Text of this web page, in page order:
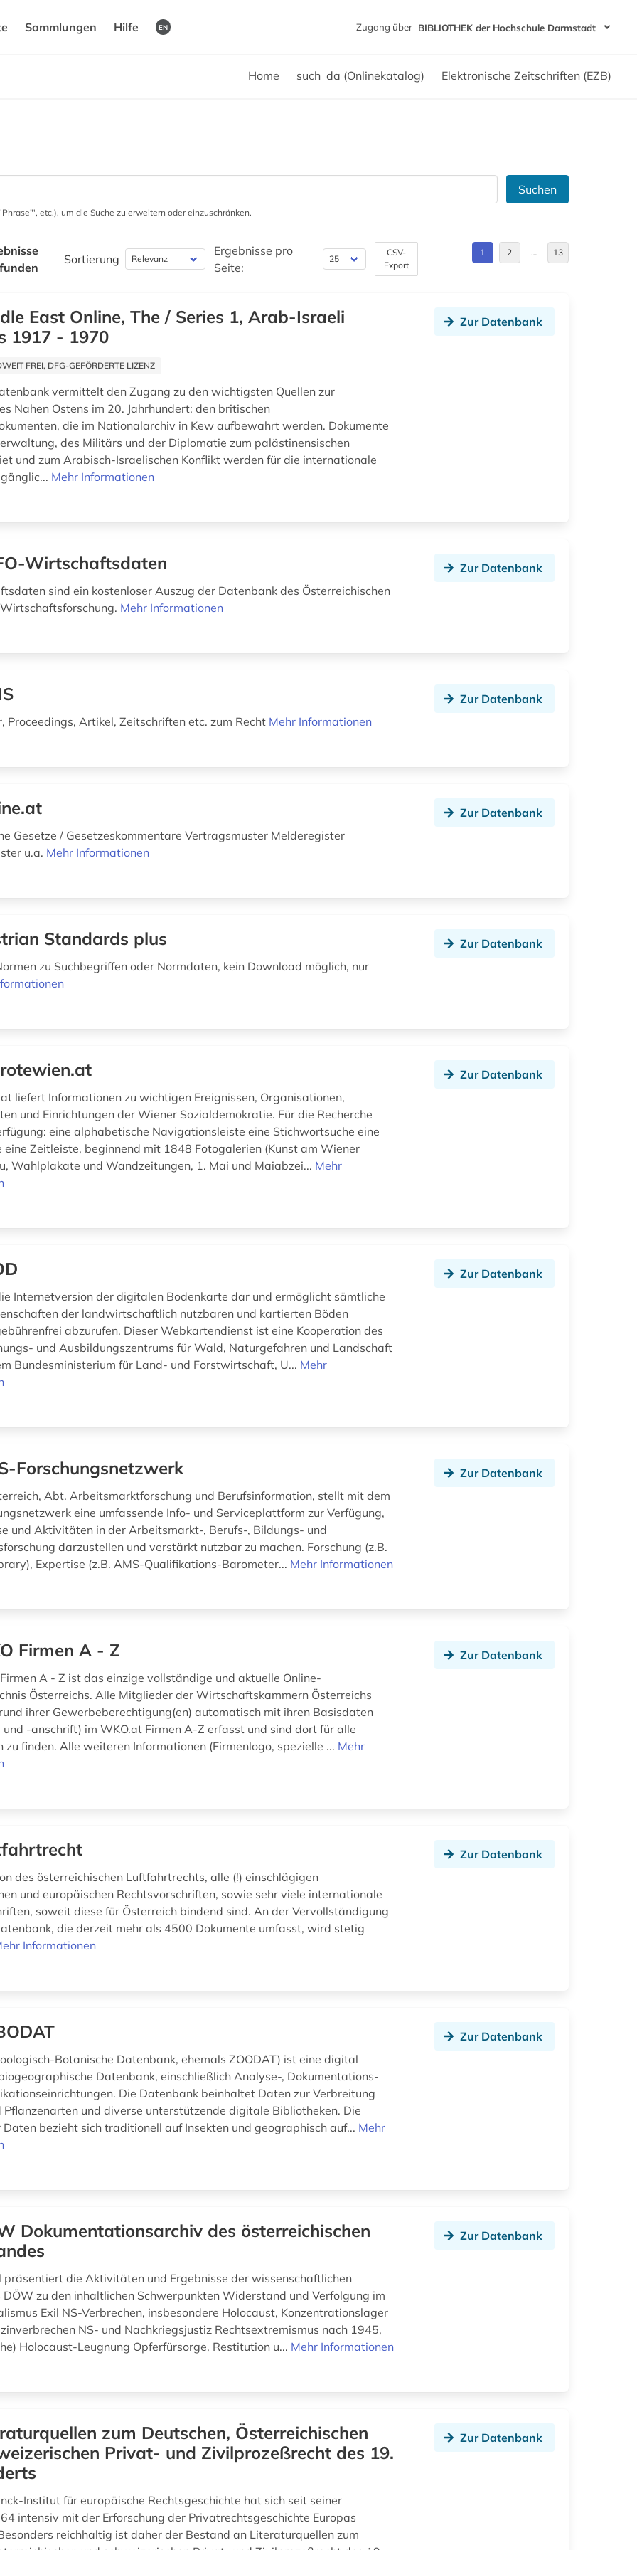
Sammlungen Hilfe EN Zugang über BIBLIOTHEK der Hochschule Darmstadt
Home such_da (Onlinekatalog) Elektronische Zeitschriften (EZB)
Suchen
etc.), um die Suche zu erweitern oder einzuschränken.
Sortierung
Ergebnisse pro
Seite:
CSV-
Export
1 2 … 13
East Online, The / Series 1, Arab-Israeli
1917 - 1970
FREI, DFG-GEFÖRDERTE LIZENZ
vermittelt den Zugang zu den wichtigsten Quellen zur
Nahen Ostens im 20. Jahrhundert: den britischen
die im Nationalarchiv in Kew aufbewahrt werden. Dokumente
des Militärs und der Diplomatie zum palästinensischen
und zum Arabisch-Israelischen Konflikt werden für die internationale
Mehr Informationen
Zur Datenbank
Wirtschaftsdaten
sind ein kostenloser Auszug der Datenbank des Österreichischen
Mehr Informationen
Zur Datenbank
Proceedings, Artikel, Zeitschriften etc. zum Recht Mehr Informationen
Zur Datenbank
Gesetze / Gesetzeskommentare Vertragsmuster Melderegister
u.a. Mehr Informationen
Zur Datenbank
Standards plus
zu Suchbegriffen oder Normdaten, kein Download möglich, nur
Zur Datenbank
liefert Informationen zu wichtigen Ereignissen, Organisationen,
und Einrichtungen der Wiener Sozialdemokratie. Für die Recherche
eine alphabetische Navigationsleiste eine Stichwortsuche eine
eine Zeitleiste, beginnend mit 1848 Fotogalerien (Kunst am Wiener
Wahlplakate und Wandzeitungen, 1. Mai und Maiabzei... Mehr
Zur Datenbank
Internetversion der digitalen Bodenkarte dar und ermöglicht sämtliche
der landwirtschaftlich nutzbaren und kartierten Böden
abzurufen. Dieser Webkartendienst ist eine Kooperation des
und Ausbildungszentrums für Wald, Naturgefahren und Landschaft
Bundesministerium für Land- und Forstwirtschaft, U... Mehr
Zur Datenbank
Forschungsnetzwerk
Abt. Arbeitsmarktforschung und Berufsinformation, stellt mit dem
eine umfassende Info- und Serviceplattform zur Verfügung,
und Aktivitäten in der Arbeitsmarkt-, Berufs-, Bildungs- und
darzustellen und verstärkt nutzbar zu machen. Forschung (z.B.
Expertise (z.B. AMS-Qualifikations-Barometer... Mehr Informationen
Zur Datenbank
Firmen A - Z
A - Z ist das einzige vollständige und aktuelle Online-
Österreichs. Alle Mitglieder der Wirtschaftskammern Österreichs
ihrer Gewerbeberechtigung(en) automatisch mit ihren Basisdaten
und -anschrift) im WKO.at Firmen A-Z erfasst und sind dort für alle
zu finden. Alle weiteren Informationen (Firmenlogo, spezielle ... Mehr
Zur Datenbank
des österreichischen Luftfahrtrechts, alle (!) einschlägigen
und europäischen Rechtsvorschriften, sowie sehr viele internationale
soweit diese für Österreich bindend sind. An der Vervollständigung
die derzeit mehr als 4500 Dokumente umfasst, wird stetig
Informationen
Zur Datenbank
Botanische Datenbank, ehemals ZOODAT) ist eine digital
Datenbank, einschließlich Analyse-, Dokumentations-
Die Datenbank beinhaltet Daten zur Verbreitung
Pflanzenarten und diverse unterstützende digitale Bibliotheken. Die
Daten bezieht sich traditionell auf Insekten und geographisch auf... Mehr
Zur Datenbank
Dokumentationsarchiv des österreichischen
präsentiert die Aktivitäten und Ergebnisse der wissenschaftlichen
zu den inhaltlichen Schwerpunkten Widerstand und Verfolgung im
Exil NS-Verbrechen, insbesondere Holocaust, Konzentrationslager
NS- und Nachkriegsjustiz Rechtsextremismus nach 1945,
Holocaust-Leugnung Opferfürsorge, Restitution u... Mehr Informationen
Zur Datenbank
zum Deutschen, Österreichischen
Privat- und Zivilprozeßrecht des 19.
Institut für europäische Rechtsgeschichte hat sich seit seiner
intensiv mit der Erforschung der Privatrechtsgeschichte Europas
reichhaltig ist daher der Bestand an Literaturquellen zum
Zur Datenbank